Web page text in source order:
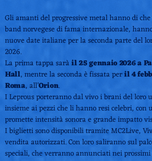
Gli amanti del progressive metal hanno di
band norvegese di fama internazionale,
nuove date italiane per la seconda parte del
2026.
La prima tappa saràil 25 gennaio 2026 a
Hall, mentre la seconda è fissata peril 4
Roma, all’Orion.
I Leprous porteranno dal vivo i brani del loro
insieme ai pezzi che li hanno resi celebri, con
promette intensità sonora e grande impatto
I biglietti sono disponibili tramite MC2Live,
vendita autorizzati. Con loro saliranno sul
speciali, che verranno annunciati nei